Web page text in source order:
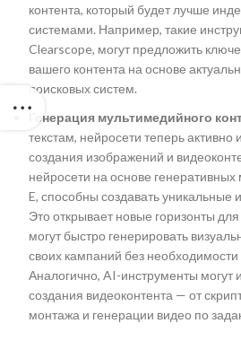
контента, который будет лучше
системами. Например, такие
Clearscope, могут предложить
вашего контента на основе
поисковых систем.
Генерация мультимедийного
текстам, нейросети теперь активно
создания изображений и
нейросети на основе генеративных
E, способны создавать уникальные
Это открывает новые горизонты
могут быстро генерировать
своих кампаний без
Аналогично, AI-инструменты могут
создания видеоконтента — от
монтажа и генерации видео по